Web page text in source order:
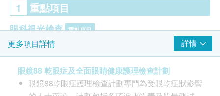
1 重點項目
眼科視光檢查 重點項目
淚膜破裂時間測試
瞼板腺照影檢查
更多項目詳情 詳情
眼鏡88 乾眼症及全面眼睛健康護理檢查計劃
眼鏡88乾眼症護理檢查計劃專門為受眼乾症狀影響